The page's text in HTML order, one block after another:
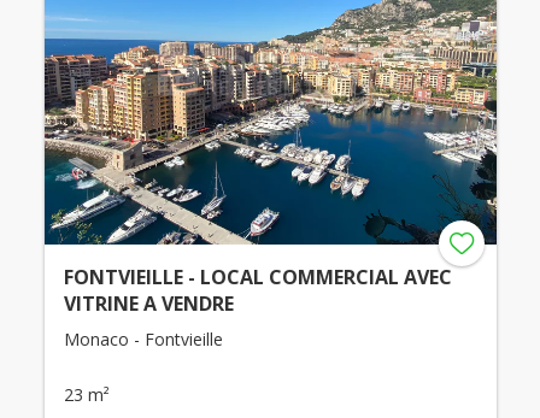
FONTVIEILLE - LOCAL COMMERCIAL AVEC
VITRINE A VENDRE
Monaco - Fontvieille
23 m²